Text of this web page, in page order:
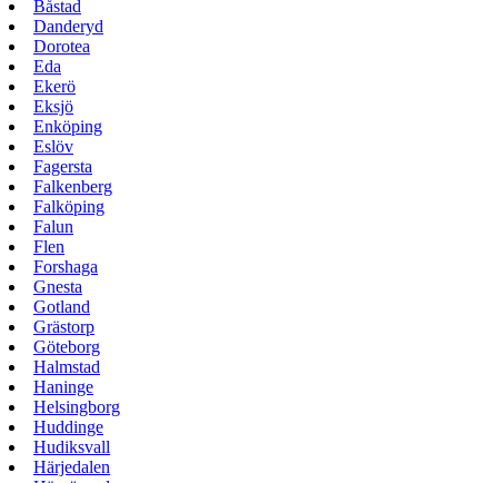
Båstad
Danderyd
Dorotea
Eda
Ekerö
Eksjö
Enköping
Eslöv
Fagersta
Falkenberg
Falköping
Falun
Flen
Forshaga
Gnesta
Gotland
Grästorp
Göteborg
Halmstad
Haninge
Helsingborg
Huddinge
Hudiksvall
Härjedalen